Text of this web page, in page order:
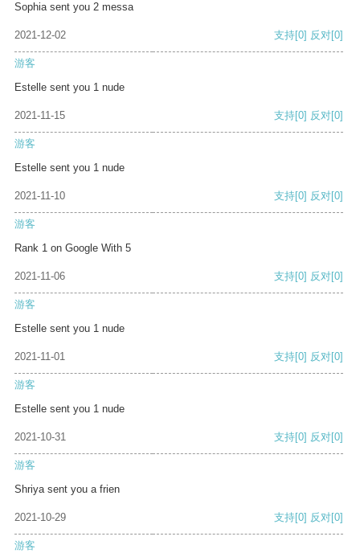
Sophia sent you 2 messa
2021-12-02 支持[0] 反对[0]
游客
Estelle sent you 1 nude
2021-11-15 支持[0] 反对[0]
游客
Estelle sent you 1 nude
2021-11-10 支持[0] 反对[0]
游客
Rank 1 on Google With 5
2021-11-06 支持[0] 反对[0]
游客
Estelle sent you 1 nude
2021-11-01 支持[0] 反对[0]
游客
Estelle sent you 1 nude
2021-10-31 支持[0] 反对[0]
游客
Shriya sent you a frien
2021-10-29 支持[0] 反对[0]
游客